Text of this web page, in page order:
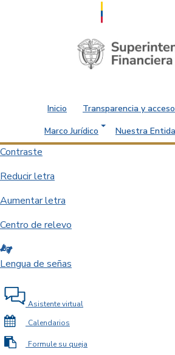
Saltar al contenido principal
Inicio Transparencia y
Marco Jurídico
Nuestra
Contraste
Reducir letra
Aumentar letra
Centro de relevo
Lengua de señas
Asistente virtual
Calendarios
Formule su queja